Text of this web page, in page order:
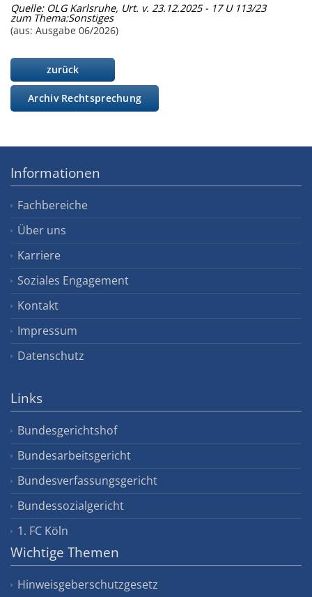
Quelle: OLG Karlsruhe, Urt. v. 23.12.2025 - 17 U 113/23
zum Thema:Sonstiges
(aus: Ausgabe 06/2026)
zurück
Archiv Rechtsprechung
Informationen
Fachbereiche
Über uns
Karriere
Soziales Engagement
Kontakt
Impressum
Datenschutz
Links
Bundesgerichtshof
Bundesarbeitsgericht
Bundesverfassungsgericht
Bundessozialgericht
1. FC Köln
Wichtige Themen
Hinweisgeberschutzgesetz